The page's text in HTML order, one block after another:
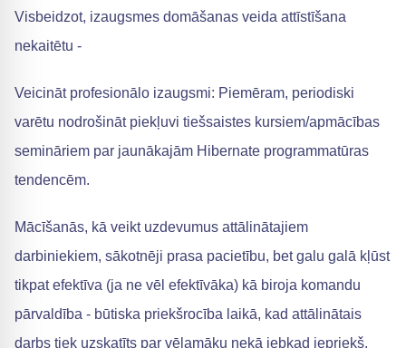
Visbeidzot, izaugsmes domāšanas veida attīstīšana
nekaitētu -
Veicināt profesionālo izaugsmi: Piemēram, periodiski
varētu nodrošināt piekļuvi tiešsaistes kursiem/apmācības
semināriem par jaunākajām Hibernate programmatūras
tendencēm.
Mācīšanās, kā veikt uzdevumus attālinātajiem
darbiniekiem, sākotnēji prasa pacietību, bet galu galā kļūst
tikpat efektīva (ja ne vēl efektīvāka) kā biroja komandu
pārvaldība - būtiska priekšrocība laikā, kad attālinātais
darbs tiek uzskatīts par vēlamāku nekā jebkad iepriekš.